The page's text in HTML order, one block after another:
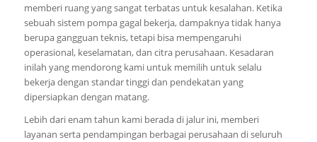
memberi ruang yang sangat terbatas untuk kesalahan. Ketika
sebuah sistem pompa gagal bekerja, dampaknya tidak hanya
berupa gangguan teknis, tetapi bisa mempengaruhi
operasional, keselamatan, dan citra perusahaan. Kesadaran
inilah yang mendorong kami untuk memilih untuk selalu
bekerja dengan standar tinggi dan pendekatan yang
dipersiapkan dengan matang.
Lebih dari enam tahun kami berada di jalur ini, memberi
layanan serta pendampingan berbagai perusahaan di seluruh